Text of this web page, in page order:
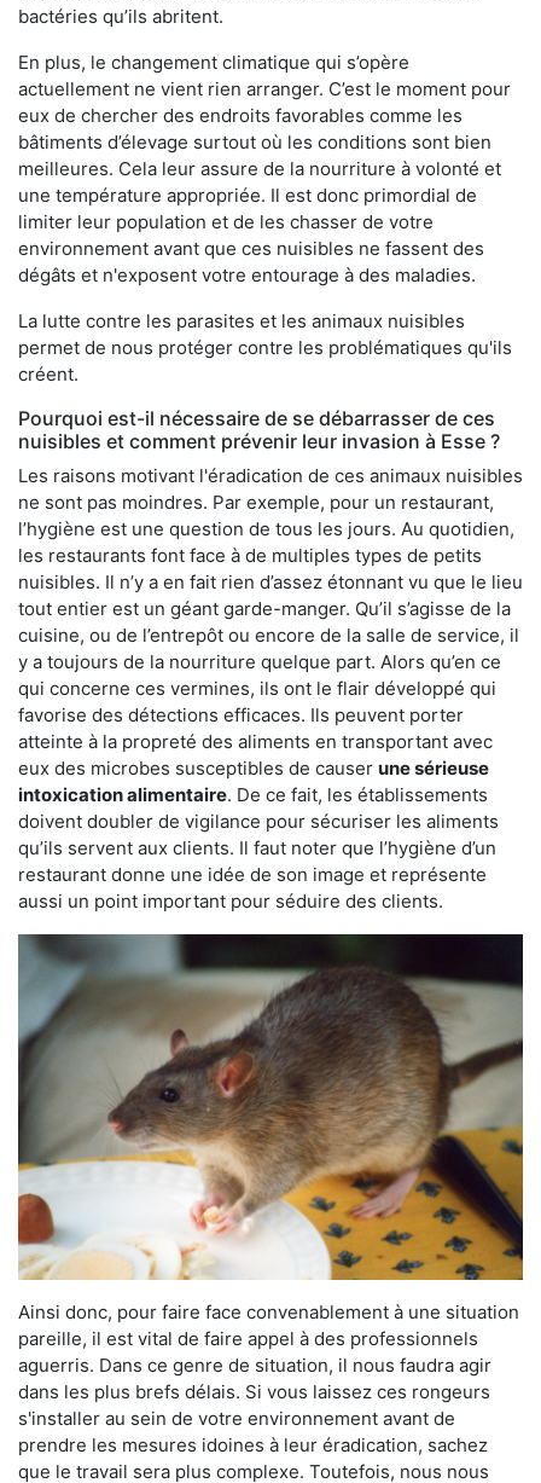
bactéries qu’ils abritent.
En plus, le changement climatique qui s’opère
actuellement ne vient rien arranger. C’est le moment pour
eux de chercher des endroits favorables comme les
bâtiments d’élevage surtout où les conditions sont bien
meilleures. Cela leur assure de la nourriture à volonté et
une température appropriée. Il est donc primordial de
limiter leur population et de les chasser de votre
environnement avant que ces nuisibles ne fassent des
dégâts et n'exposent votre entourage à des maladies.
La lutte contre les parasites et les animaux nuisibles
permet de nous protéger contre les problématiques qu'ils
créent.
Pourquoi est-il nécessaire de se débarrasser de ces
nuisibles et comment prévenir leur invasion à Esse ?
Les raisons motivant l'éradication de ces animaux nuisibles
ne sont pas moindres. Par exemple, pour un restaurant,
l’hygiène est une question de tous les jours. Au quotidien,
les restaurants font face à de multiples types de petits
nuisibles. Il n’y a en fait rien d’assez étonnant vu que le lieu
tout entier est un géant garde-manger. Qu’il s’agisse de la
cuisine, ou de l’entrepôt ou encore de la salle de service, il
y a toujours de la nourriture quelque part. Alors qu’en ce
qui concerne ces vermines, ils ont le flair développé qui
favorise des détections efficaces. Ils peuvent porter
atteinte à la propreté des aliments en transportant avec
eux des microbes susceptibles de causer une sérieuse
intoxication alimentaire. De ce fait, les établissements
doivent doubler de vigilance pour sécuriser les aliments
qu’ils servent aux clients. Il faut noter que l’hygiène d’un
restaurant donne une idée de son image et représente
aussi un point important pour séduire des clients.
Ainsi donc, pour faire face convenablement à une situation
pareille, il est vital de faire appel à des professionnels
aguerris. Dans ce genre de situation, il nous faudra agir
dans les plus brefs délais. Si vous laissez ces rongeurs
s'installer au sein de votre environnement avant de
prendre les mesures idoines à leur éradication, sachez
que le travail sera plus complexe. Toutefois, nous nous